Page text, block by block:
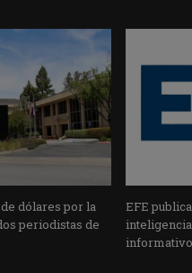
dólares por la
periodistas de
EFE